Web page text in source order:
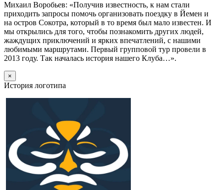
Михаил Воробьев: «Получив известность, к нам стали
приходить запросы помочь организовать поездку в Йемен и
на остров Сокотра, который в то время был мало известен. И
мы открылись для того, чтобы познакомить других людей,
жаждущих приключений и ярких впечатлений, с нашими
любимыми маршрутами. Первый групповой тур провели в
2013 году. Так началась история нашего Клуба…».
×
История логотипа